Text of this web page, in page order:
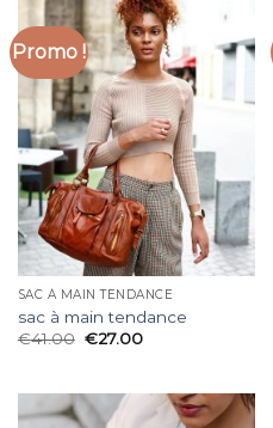
Promo !
SAC À MAIN TENDANCE
sac à main tendance
€41.00 €27.00